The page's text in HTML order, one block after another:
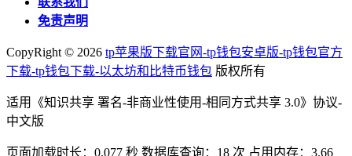
免责声明
CopyRight © 2026 tp苹果版下载官网-tp钱包安卓版-tp钱包官方
下载-tp钱包下载-以太坊和比特币钱包 版权所有
适用《知识共享 署名-非商业性使用-相同方式共享 3.0》协议-
中文版
页面加载时长：0.077 秒 数据库查询：18 次 占用内存：3.66